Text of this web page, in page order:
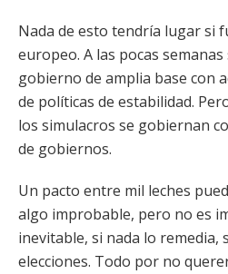
Nada de esto tendría lugar si
europeo. A las pocas
gobierno de amplia base con
de políticas de estabilidad.
los simulacros se gobiernan
de gobiernos.
Un pacto entre mil leches
algo improbable, pero no es
inevitable, si nada lo remedia,
elecciones. Todo por no